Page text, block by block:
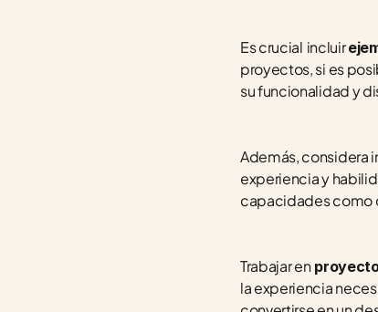
Es crucial incluir
proyectos, si es
su funcionalidad y
Además, considera
experiencia y
capacidades como
Trabajar en
la experiencia